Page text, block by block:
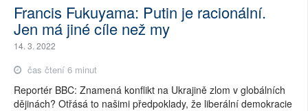
Francis Fukuyama: Putin je racionální.
Jen má jiné cíle než my
14. 3. 2022
čas čtení 6 minut
Reportér BBC: Znamená konflikt na Ukrajině zlom v globálních
dějinách? Otřásá to našimi předpoklady, že liberální demokracie